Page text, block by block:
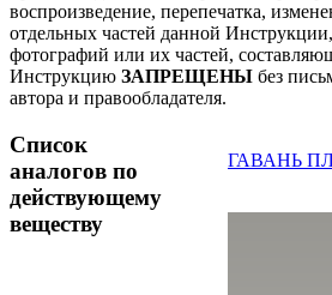
воспроизведение, перепечатка,
отдельных частей данной
фотографий или их частей,
Инструкцию ЗАПРЕЩЕНЫ без
автора и правообладателя.
Список
аналогов по
действующему
веществу
ГАВАНЬ